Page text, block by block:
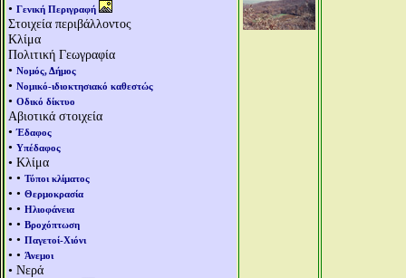
• Γενική Περιγραφή
Στοιχεία περιβάλλοντος
Κλίμα
Πολιτική Γεωγραφία
• Νομός, Δήμος
• Νομικό-ιδιοκτησιακό καθεστώς
• Οδικό δίκτυο
Αβιοτικά στοιχεία
•Έδαφος
• Υπέδαφος
• Κλίμα
• • Τύποι κλίματος
• • Θερμοκρασία
• • Ηλιοφάνεια
• • Βροχόπτωση
• • Παγετοί-Χιόνι
• • Άνεμοι
• Νερά